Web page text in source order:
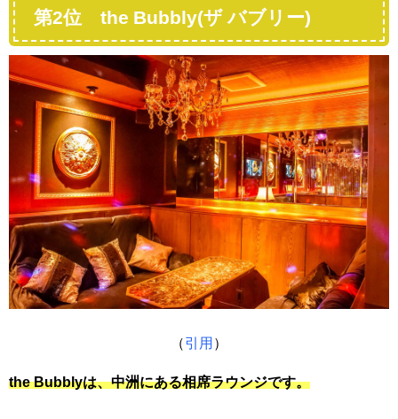
第2位 the Bubbly(ザ バブリー)
（引用 ）
the Bubblyは、中洲にある相席ラウンジです。